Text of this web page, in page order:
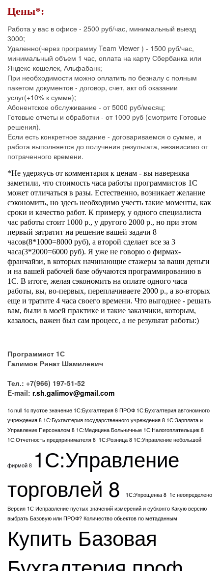
Цены*:
Работа у вас в офисе - 2500 руб/час, минимальный выезд
3000;
Удаленно(через программу Team Viewer ) - 1500 руб/час,
минимальный объем 1 час, оплата на карту Сбербанка или
Яндекс-кошелек, Альфабанк;
При необходимости можно оплатить по безналу с полным
пакетом документов - договор, счет, акт об оказании
услуг(+10% к сумме);
Абонентское обслуживание - от 5000 руб/месяц;
Готовые отчеты и обработки - от 1000 руб (смотрите Готовые
решения).
Если есть конкретное задание - договариваемся о сумме, и
работа выполняется до получения результата, независимо от
потраченного времени.
*Не удержусь от комментария к ценам - вы наверняка
заметили, что стоимость часа работы программистов 1С
может отличаться в разы. Естественно, возникает желание
сэкономить, но здесь необходимо учесть такие моменты, как
сроки и качество работ. К примеру, у одного специалиста
час работы стоит 1000 р., у другого 2000 р., но при этом
первый затратит на решение вашей задачи 8
часов(8*1000=8000 руб), а второй сделает все за 3
часа(3*2000=6000 руб). Я уже не говорю о фирмах-
франчайзи, в которых начинающие стажеры за ваши деньги
и на вашей рабочей базе обучаются программированию в
1С. В итоге, желая сэкономить на оплате одного часа
работы, вы, во-первых, переплачиваете 2000 р., а во-вторых
еще и тратите 4 часа своего времени. Что выгоднее - решать
вам, были в моей практике и такие заказчики, которым,
казалось, важен был сам процесс, а не результат работы:)
Программист 1С
Галимов Ринат Шамилевич
Тел.: +7(966) 197-51-52
E-mail: r.sh.galimov@gmail.com
1c null 1c пустое значение 1С:Бухгалтерия 8 ПРОФ 1С:Бухгалтерия автономного
учреждения 8 1С:Бухгалтерия государственного учреждения 8 1С:Зарплата и
Управление Персоналом 8 1С:Медицина Больничные 1С:Налогоплательщик 8
1С:Отчетность предпринимателя 8 1С:Розница 8 1С:Управление небольшой
фирмой 8 1С:Управление
торговлей 8
1С:Упрощенка 8 1с неопределено
Версия 1С Исправление пустых значений измерений и субконто Какую версию
выбрать Базовую или ПРОФ? Количество обьектов по метаданным
Купить Базовая